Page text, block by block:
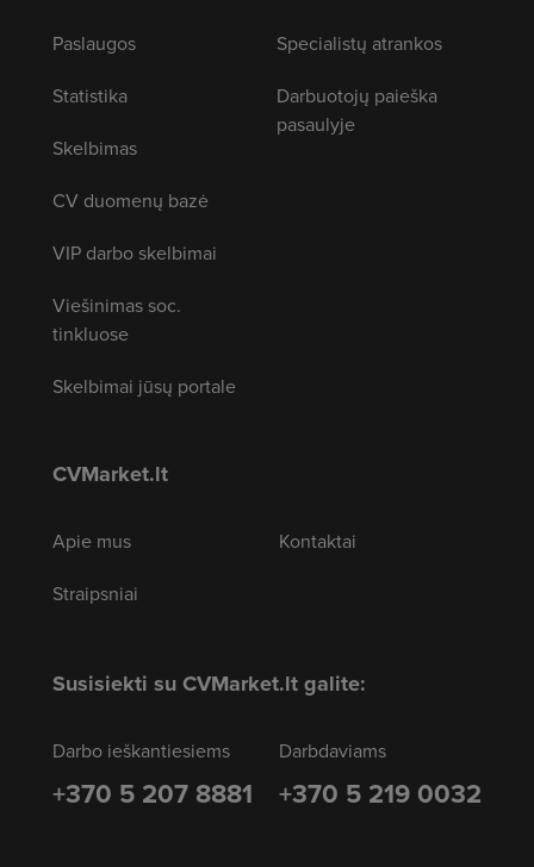
Paslaugos
Statistika
Skelbimas
CV duomenų bazė
VIP darbo skelbimai
Viešinimas soc.
tinkluose
Skelbimai jūsų portale
Specialistų atrankos
Darbuotojų paieška
pasaulyje
CVMarket.lt
Apie mus
Straipsniai
Kontaktai
Susisiekti su CVMarket.lt galite:
Darbo ieškantiesiems
+370 5 207 8881
Darbdaviams
+370 5 219 0032